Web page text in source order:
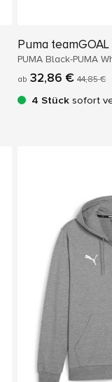
Puma
PUMA Black-PUMA
ab 32,86 € 44,85 €
4 Stück sofort